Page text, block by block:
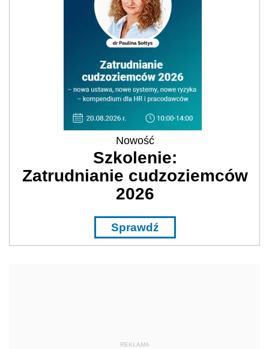
Nowość
Szkolenie:
Zatrudnianie cudzoziemców
2026
Sprawdź
REKLAMA